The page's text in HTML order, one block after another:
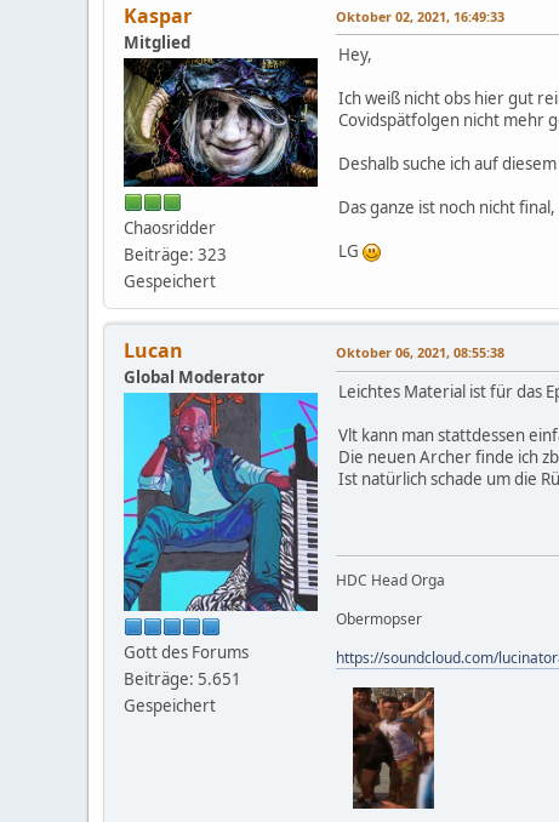
Kaspar
Mitglied
Chaosridder
Beiträge: 323
Gespeichert
Oktober 02, 2021, 16:49:33
Hey,
Ich weiß nicht obs hier gut
Covidspätfolgen nicht mehr
Deshalb suche ich auf
Das ganze ist noch nicht
LG
Lucan
Global Moderator
Gott des Forums
Beiträge: 5.651
Gespeichert
Oktober 06, 2021, 08:55:38
Leichtes Material ist für das
Vlt kann man stattdessen
Die neuen Archer finde ich
Ist natürlich schade um die
HDC Head Orga
Obermopser
https://soundcloud.com/